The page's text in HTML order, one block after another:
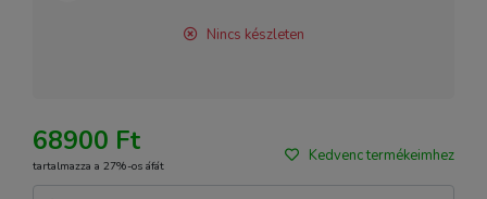
Nincs készleten
68900 Ft
tartalmazza a 27%-os áfát
Kedvenc termékeimhez